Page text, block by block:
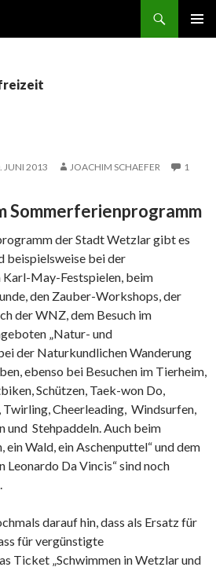
JUNI 2013 JOACHIM SCHAEFER
1
Sommerferienprogramm
der Stadt Wetzlar gibt es
beispielsweise bei der
Karl-May-Festspielen, beim
den Zauber-Workshops, der
der WNZ, dem Besuch im
„Natur- und
der Naturkundlichen Wanderung
ebenso bei Besuchen im Tierheim,
Schützen, Taek-won Do,
Twirling, Cheerleading, Windsurfen,
und Stehpaddeln. Auch beim
ein Wald, ein Aschenputtel“ und dem
Leonardo Da Vincis“ sind noch
darauf hin, dass als Ersatz für
für vergünstigte
Ticket „Schwimmen in Wetzlar und